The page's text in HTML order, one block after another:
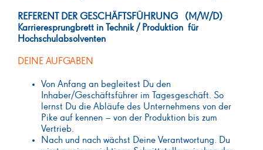
REFERENT DER GESCHÄFTSFÜHRUNG (M/W/D)
Karrieresprungbrett in Technik / Produktion für
Hochschulabsolventen
DEINE AUFGABEN
Von Anfang an begleitest Du den
Inhaber/Geschäftsführer im Tagesgeschäft. So
lernst Du die Abläufe des Unternehmens von der
Pike auf kennen – von der Produktion bis zum
Vertrieb.
Nach und nach wächst Deine Verantwortung. Du